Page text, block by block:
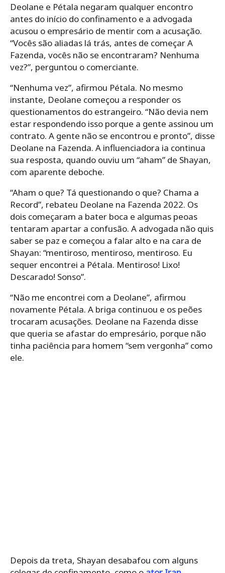
Deolane e Pétala negaram qualquer encontro
antes do início do confinamento e a advogada
acusou o empresário de mentir com a acusação.
“Vocês são aliadas lá trás, antes de começar A
Fazenda, vocês não se encontraram? Nenhuma
vez?”, perguntou o comerciante.
“Nenhuma vez”, afirmou Pétala. No mesmo
instante, Deolane começou a responder os
questionamentos do estrangeiro. “Não devia nem
estar respondendo isso porque a gente assinou um
contrato. A gente não se encontrou e pronto”, disse
Deolane na Fazenda. A influenciadora ia continua
sua resposta, quando ouviu um “aham” de Shayan,
com aparente deboche.
“Aham o que? Tá questionando o que? Chama a
Record”, rebateu Deolane na Fazenda 2022. Os
dois começaram a bater boca e algumas peoas
tentaram apartar a confusão. A advogada não quis
saber se paz e começou a falar alto e na cara de
Shayan: “mentiroso, mentiroso, mentiroso. Eu
sequer encontrei a Pétala. Mentiroso! Lixo!
Descarado! Sonso”.
“Não me encontrei com a Deolane”, afirmou
novamente Pétala. A briga continuou e os peões
trocaram acusações. Deolane na Fazenda disse
que queria se afastar do empresário, porque não
tinha paciência para homem “sem vergonha” como
ele.
Depois da treta, Shayan desabafou com alguns